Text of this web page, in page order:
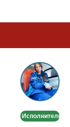
Выведение
из
запоя.
Капельница,
Исполнитель